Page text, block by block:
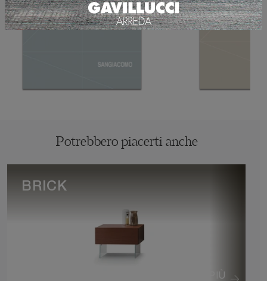
Potrebbero piacerti anche
VEDI DI PIÙ
BRICK